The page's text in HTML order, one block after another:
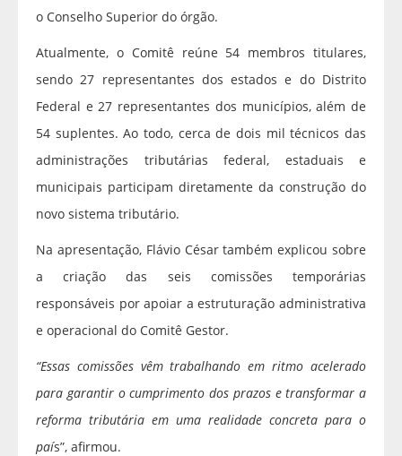
o Conselho Superior do órgão.
Atualmente, o Comitê reúne 54 membros titulares,
sendo 27 representantes dos estados e do Distrito
Federal e 27 representantes dos municípios, além de
54 suplentes. Ao todo, cerca de dois mil técnicos das
administrações tributárias federal, estaduais e
municipais participam diretamente da construção do
novo sistema tributário.
Na apresentação, Flávio César também explicou sobre
a criação das seis comissões temporárias
responsáveis por apoiar a estruturação administrativa
e operacional do Comitê Gestor.
“Essas comissões vêm trabalhando em ritmo acelerado
para garantir o cumprimento dos prazos e transformar a
reforma tributária em uma realidade concreta para o
país”, afirmou.